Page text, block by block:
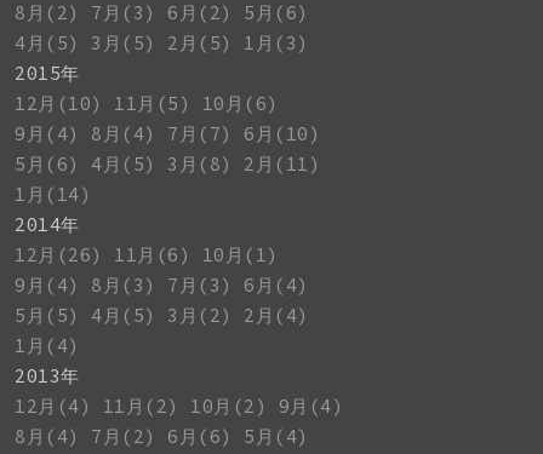
8月(2)
7月(3) 6月(2)
5月(6)
4月(5)
3月(5) 2月(5)
1月(3)
2015年
12月(10)
11月(5)
10月(6)
9月(4)
8月(4) 7月(7)
6月(10)
5月(6)
4月(5) 3月(8)
2月(11)
1月(14)
2014年
12月(26)
11月(6)
10月(1)
9月(4)
8月(3) 7月(3)
6月(4)
5月(5)
4月(5) 3月(2)
2月(4)
1月(4)
2013年
12月(4)
11月(2) 10月(2)
9月(4)
8月(4)
7月(2) 6月(6)
5月(4)